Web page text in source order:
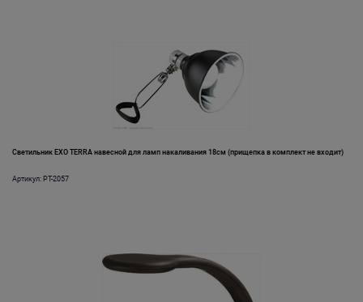
Светильник EXO TERRA навесной для ламп накаливания 18см (прищепка в комплект не входит)
Артикул: PT-2057